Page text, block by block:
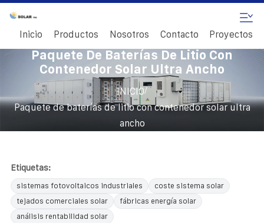
Inicio Productos Nosotros Contacto Proyectos
Paquete De Baterías De Litio Con
Contenedor Solar Ultra Ancho
INICIO/
Paquete de baterías de litio con contenedor solar ultra
ancho
Etiquetas:
sistemas fotovoltaicos industriales
coste sistema solar
tejados comerciales solar
fábricas energía solar
análisis rentabilidad solar